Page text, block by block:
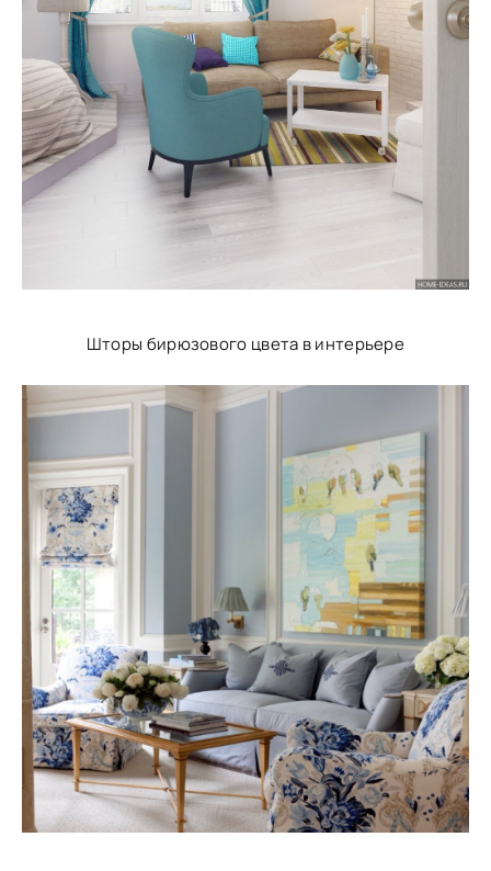
Шторы бирюзового цвета в интерьере